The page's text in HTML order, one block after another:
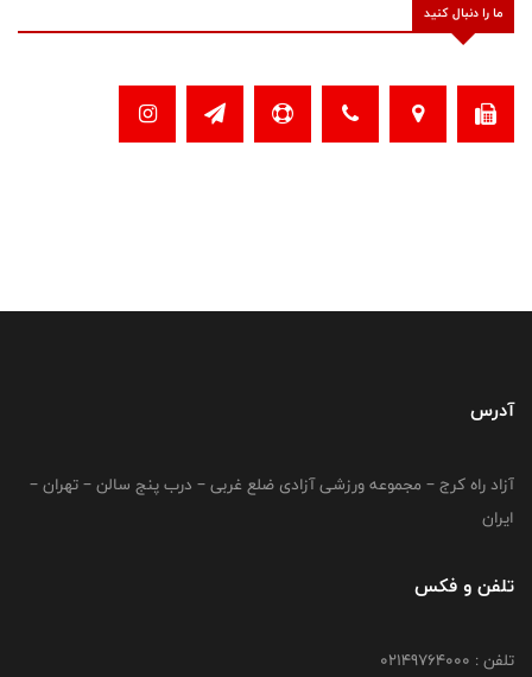
ما را دنبال کنید
آدرس
آزاد راه کرج – مجموعه ورزشی آزادی ضلع غربی – درب پنج سالن – تهران –
ایران
تلفن و فکس
تلفن : 02149764000